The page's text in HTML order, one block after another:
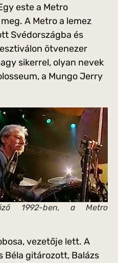
este a Metro
A Metro a lemez
Svédországba és
ötvenezer
sikerrel, olyan nevek
a Mungo Jerry
1992-ben, a Metro
vezetője lett. A
Béla gitározott, Balázs